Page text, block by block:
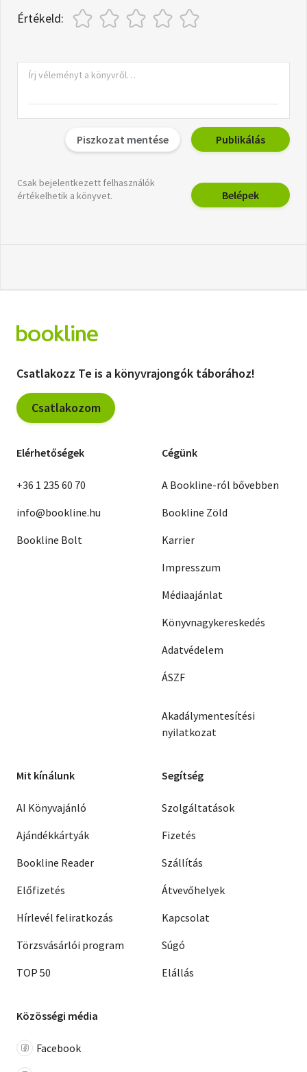
Értékeld:
Piszkozat mentése Publikálás
Csak bejelentkezett felhasználók
értékelhetik a könyvet.
Belépek
Csatlakozz Te is a könyvrajongók táborához!
Csatlakozom
Elérhetőségek
+36 1 235 60 70
info@bookline.hu
Bookline Bolt
Cégünk
A Bookline-ról bővebben
Bookline Zöld
Karrier
Impresszum
Médiaajánlat
Könyvnagykereskedés
Adatvédelem
ÁSZF
Akadálymentesítési
nyilatkozat
Mit kínálunk
AI Könyvajánló
Ajándékkártyák
Bookline Reader
Előfizetés
Hírlevél feliratkozás
Törzsvásárlói program
TOP 50
Segítség
Szolgáltatások
Fizetés
Szállítás
Átvevőhelyek
Kapcsolat
Súgó
Elállás
Közösségi média
Facebook